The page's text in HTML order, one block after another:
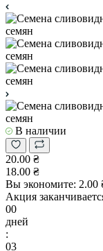
В наличии
20.00 ₴
18.00 ₴
Вы экономите: 2.00
Акция
00
дней
:
03